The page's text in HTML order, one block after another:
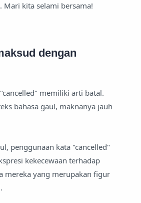
Mari kita selami bersama!
dengan
memiliki arti batal.
bahasa gaul, maknanya jauh
penggunaan kata "cancelled"
kekecewaan terhadap
mereka yang merupakan figur